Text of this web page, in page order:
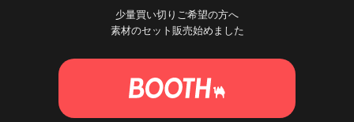
少量買い切りご希望の方へ
素材のセット販売始めました